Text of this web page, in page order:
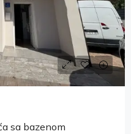
sa bazenom